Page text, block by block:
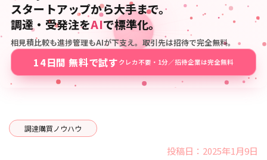
スタートアップから大手まで。
調達・受発注をAIで標準化。
相見積比較も進捗管理もAIが下支え。取引先は招待で完全無料。
14日間 無料で試す クレカ不要・1分／招待企業は完全無料
調達購買ノウハウ
投稿日：2025年1月9日